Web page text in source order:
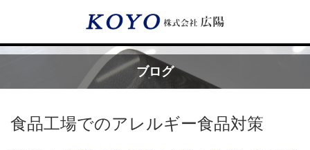
ブログ
食品工場でのアレルギー食品対策
Menu